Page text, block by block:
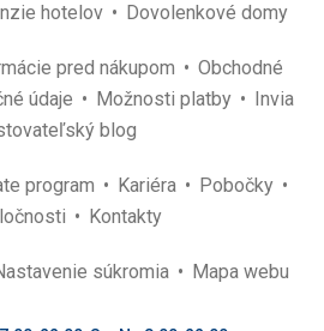
hotelov Dovolenkové domy
pred nákupom
Obchodné
údaje Možnosti platby
Invia
blog
program Kariéra
Pobočky
Kontakty
súkromia Mapa webu